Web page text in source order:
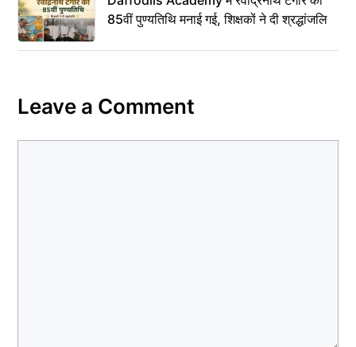
85वीं पुण्यतिथि मनाई गई, शिक्षकों ने दी श्रद्धांजलि
Leave a Comment